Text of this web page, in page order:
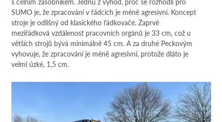
SUMO je, že zpracování v řádcích je méně agresivní. Koncept
stroje je odlišný od klasického řádkovače. Zaprvé
meziřádková vzdálenost pracovních orgánů je 33 cm, což u
větších strojů bývá minimálně 45 cm. A za druhé Peckovým
vyhovuje, že zpracování je méně agresivní, protože dláto je
velmi úzké, 1,5 cm.